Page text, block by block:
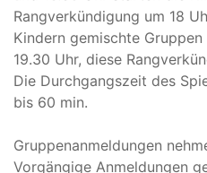
Rangverkündigung um 18
Kindern gemischte
19.30 Uhr, diese
Die Durchgangszeit des
bis 60 min.
Gruppenanmeldungen
Vorgängige Anmeldungen